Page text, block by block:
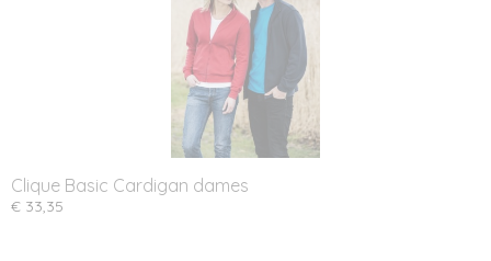
Clique Basic Cardigan dames
€ 33,35